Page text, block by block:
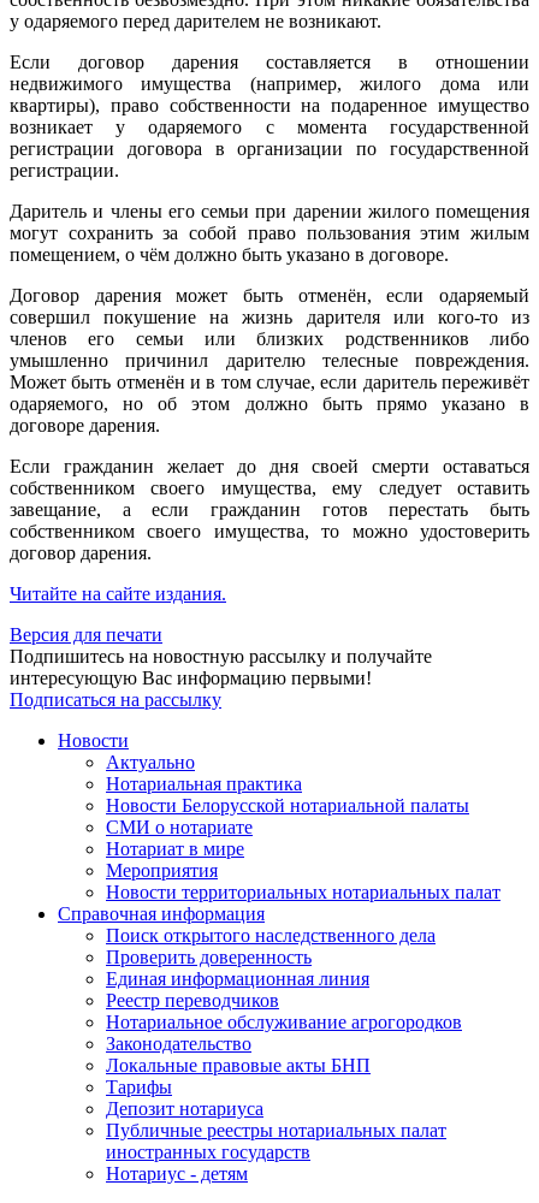
у одаряемого перед дарителем не возникают.
Если договор дарения составляется в отношении
недвижимого имущества (например, жилого дома или
квартиры), право собственности на подаренное имущество
возникает у одаряемого с момента государственной
регистрации договора в организации по государственной
регистрации.
Даритель и члены его семьи при дарении жилого помещения
могут сохранить за собой право пользования этим жилым
помещением, о чём должно быть указано в договоре.
Договор дарения может быть отменён, если одаряемый
совершил покушение на жизнь дарителя или кого-то из
членов его семьи или близких родственников либо
умышленно причинил дарителю телесные повреждения.
Может быть отменён и в том случае, если даритель переживёт
одаряемого, но об этом должно быть прямо указано в
договоре дарения.
Если гражданин желает до дня своей смерти оставаться
собственником своего имущества, ему следует оставить
завещание, а если гражданин готов перестать быть
собственником своего имущества, то можно удостоверить
договор дарения.
Читайте на сайте издания.
Версия для печати
Подпишитесь на новостную рассылку и получайте
интересующую Вас информацию первыми!
Подписаться на рассылку
Новости
Актуально
Нотариальная практика
Новости Белорусской нотариальной палаты
СМИ о нотариате
Нотариат в мире
Мероприятия
Новости территориальных нотариальных палат
Справочная информация
Поиск открытого наследственного дела
Проверить доверенность
Единая информационная линия
Реестр переводчиков
Нотариальное обслуживание агрогородков
Законодательство
Локальные правовые акты БНП
Тарифы
Депозит нотариуса
Публичные реестры нотариальных палат
иностранных государств
Нотариус - детям